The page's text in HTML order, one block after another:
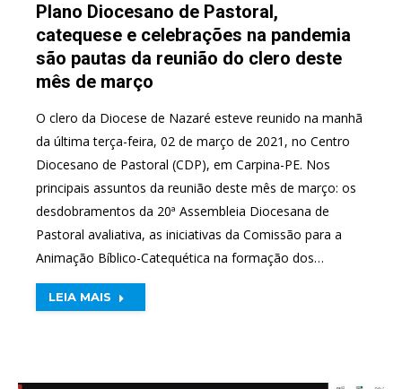
Plano Diocesano de Pastoral,
catequese e celebrações na pandemia
são pautas da reunião do clero deste
mês de março
O clero da Diocese de Nazaré esteve reunido na manhã
da última terça-feira, 02 de março de 2021, no Centro
Diocesano de Pastoral (CDP), em Carpina-PE. Nos
principais assuntos da reunião deste mês de março: os
desdobramentos da 20ª Assembleia Diocesana de
Pastoral avaliativa, as iniciativas da Comissão para a
Animação Bíblico-Catequética na formação dos…
LEIA MAIS